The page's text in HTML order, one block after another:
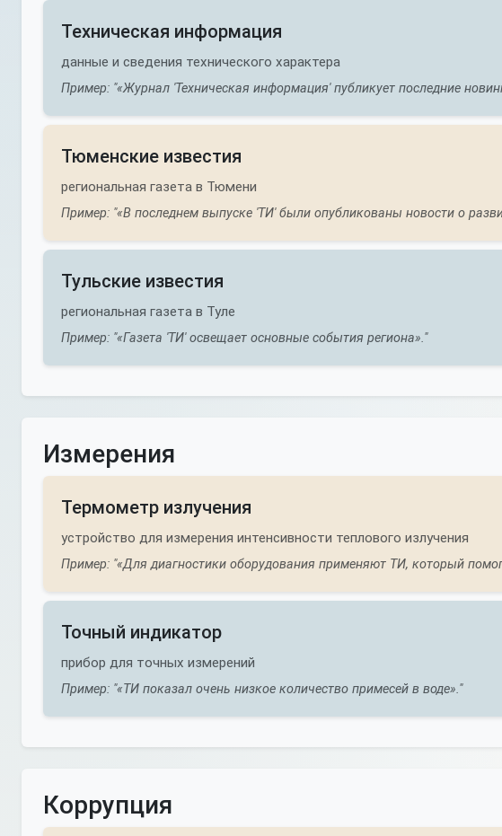
Техническая информация
данные и сведения технического характера
Пример: "«Журнал 'Техническая информация' публикует последние
Тюменские известия
региональная газета в Тюмени
Пример: "«В последнем выпуске 'ТИ' были опубликованы новости о
Тульские известия
региональная газета в Туле
Пример: "«Газета 'ТИ' освещает основные события региона»."
Измерения
Термометр излучения
устройство для измерения интенсивности теплового излучения
Пример: "«Для диагностики оборудования применяют ТИ, который
Точный индикатор
прибор для точных измерений
Пример: "«ТИ показал очень низкое количество примесей в воде»."
Коррупция